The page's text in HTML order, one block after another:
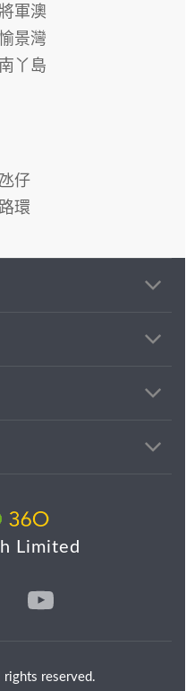
軍澳
景灣
南丫島
氹仔
環
Limited
reserved.